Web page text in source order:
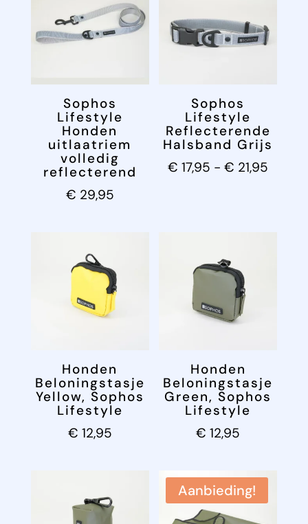
Sophos
Lifestyle
Honden
uitlaatriem
volledig
reflecterend
€ 29,95
Sophos
Lifestyle
Reflecterende
Halsband Grijs
€ 17,95 - € 21,95
Honden
Beloningstasje
Yellow, Sophos
Lifestyle
€ 12,95
Honden
Beloningstasje
Green, Sophos
Lifestyle
€ 12,95
Aanbieding!